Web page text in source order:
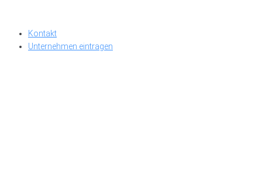
Kontakt
Unternehmen eintragen